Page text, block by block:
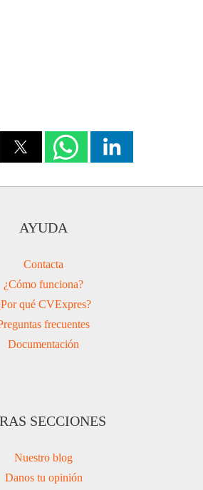
AYUDA
Contacta
¿Cómo funciona?
qué CVExpres?
frecuentes
Documentación
SECCIONES
Nuestro blog
Danos tu opinión